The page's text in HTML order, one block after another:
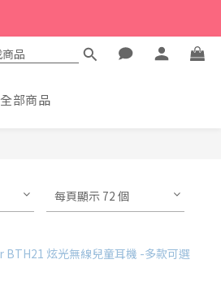
全部商品
每頁顯示 72 個